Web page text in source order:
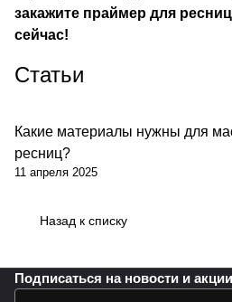
закажите праймер для
сейчас!
Статьи
Какие материалы нужны для
ресниц?
11 апреля 2025
Назад к списку
Подписаться на новости и акции